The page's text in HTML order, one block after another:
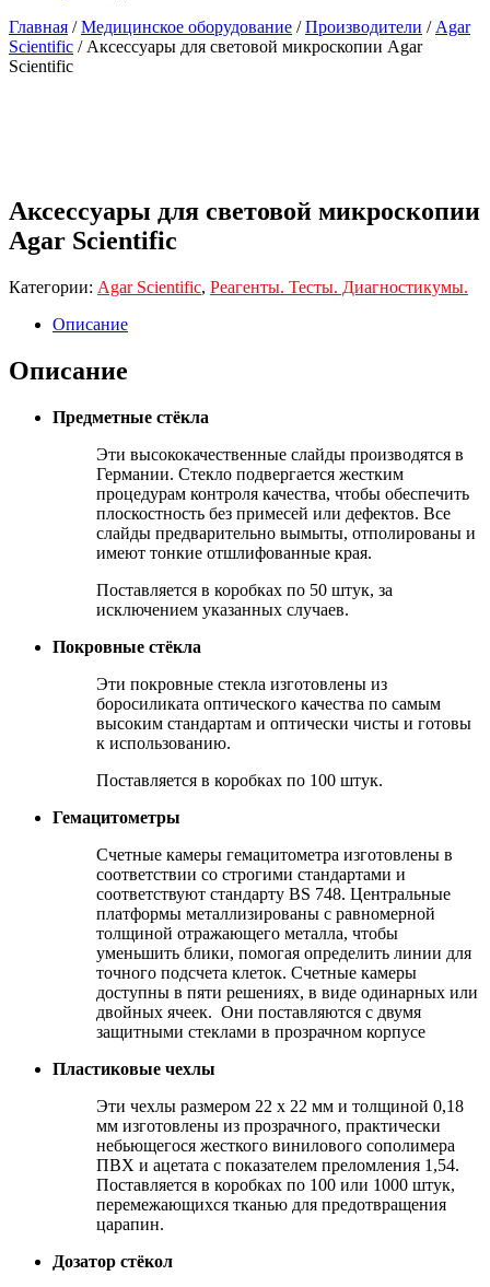
Главная /Медицинское оборудование /Производители / Agar
Scientific / Аксессуары для световой микроскопии Agar
Scientific
Аксессуары для световой микроскопии
Agar Scientific
Категории: Agar Scientific, Реагенты. Тесты. Диагностикумы.
Описание
Описание
Предметные стёкла
Эти высококачественные слайды производятся в
Германии. Стекло подвергается жестким
процедурам контроля качества, чтобы обеспечить
плоскостность без примесей или дефектов. Все
слайды предварительно вымыты, отполированы и
имеют тонкие отшлифованные края.
Поставляется в коробках по 50 штук, за
исключением указанных случаев.
Покровные стёкла
Эти покровные стекла изготовлены из
боросиликата оптического качества по самым
высоким стандартам и оптически чисты и готовы
к использованию.
Поставляется в коробках по 100 штук.
Гемацитометры
Счетные камеры гемацитометра изготовлены в
соответствии со строгими стандартами и
соответствуют стандарту BS 748. Центральные
платформы металлизированы с равномерной
толщиной отражающего металла, чтобы
уменьшить блики, помогая определить линии для
точного подсчета клеток. Счетные камеры
доступны в пяти решениях, в виде одинарных или
двойных ячеек. Они поставляются с двумя
защитными стеклами в прозрачном корпусе
Пластиковые чехлы
Эти чехлы размером 22 х 22 мм и толщиной 0,18
мм изготовлены из прозрачного, практически
небьющегося жесткого винилового сополимера
ПВХ и ацетата с показателем преломления 1,54.
Поставляется в коробках по 100 или 1000 штук,
перемежающихся тканью для предотвращения
царапин.
Дозатор стёкол